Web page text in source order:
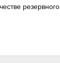
резервного